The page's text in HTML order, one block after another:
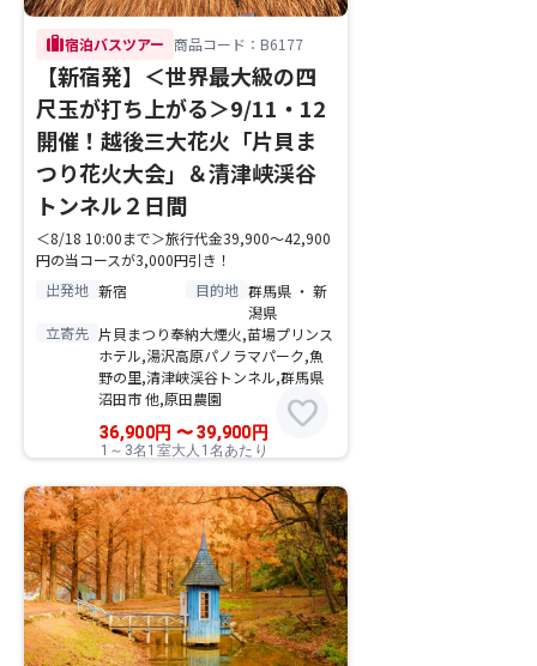
trip宿泊バスツアー 商品コード：B6177
【新宿発】＜世界最大級の四
尺玉が打ち上がる＞9/11・12
開催！越後三大花火「片貝ま
つり花火大会」＆清津峡渓谷
トンネル２日間
＜8/18 10:00まで＞旅行代金39,900～42,900
円の当コースが3,000円引き！
出発地 新宿 目的地 群馬県 ・ 新
潟県
立寄先 片貝まつり奉納大煙火,苗場プリンス
ホテル,湯沢高原パノラマパーク,魚
野の里,清津峡渓谷トンネル,群馬県
沼田市 他,原田農園
36,900円 〜39,900 円
1～3名1室大人1名あたり
favorite